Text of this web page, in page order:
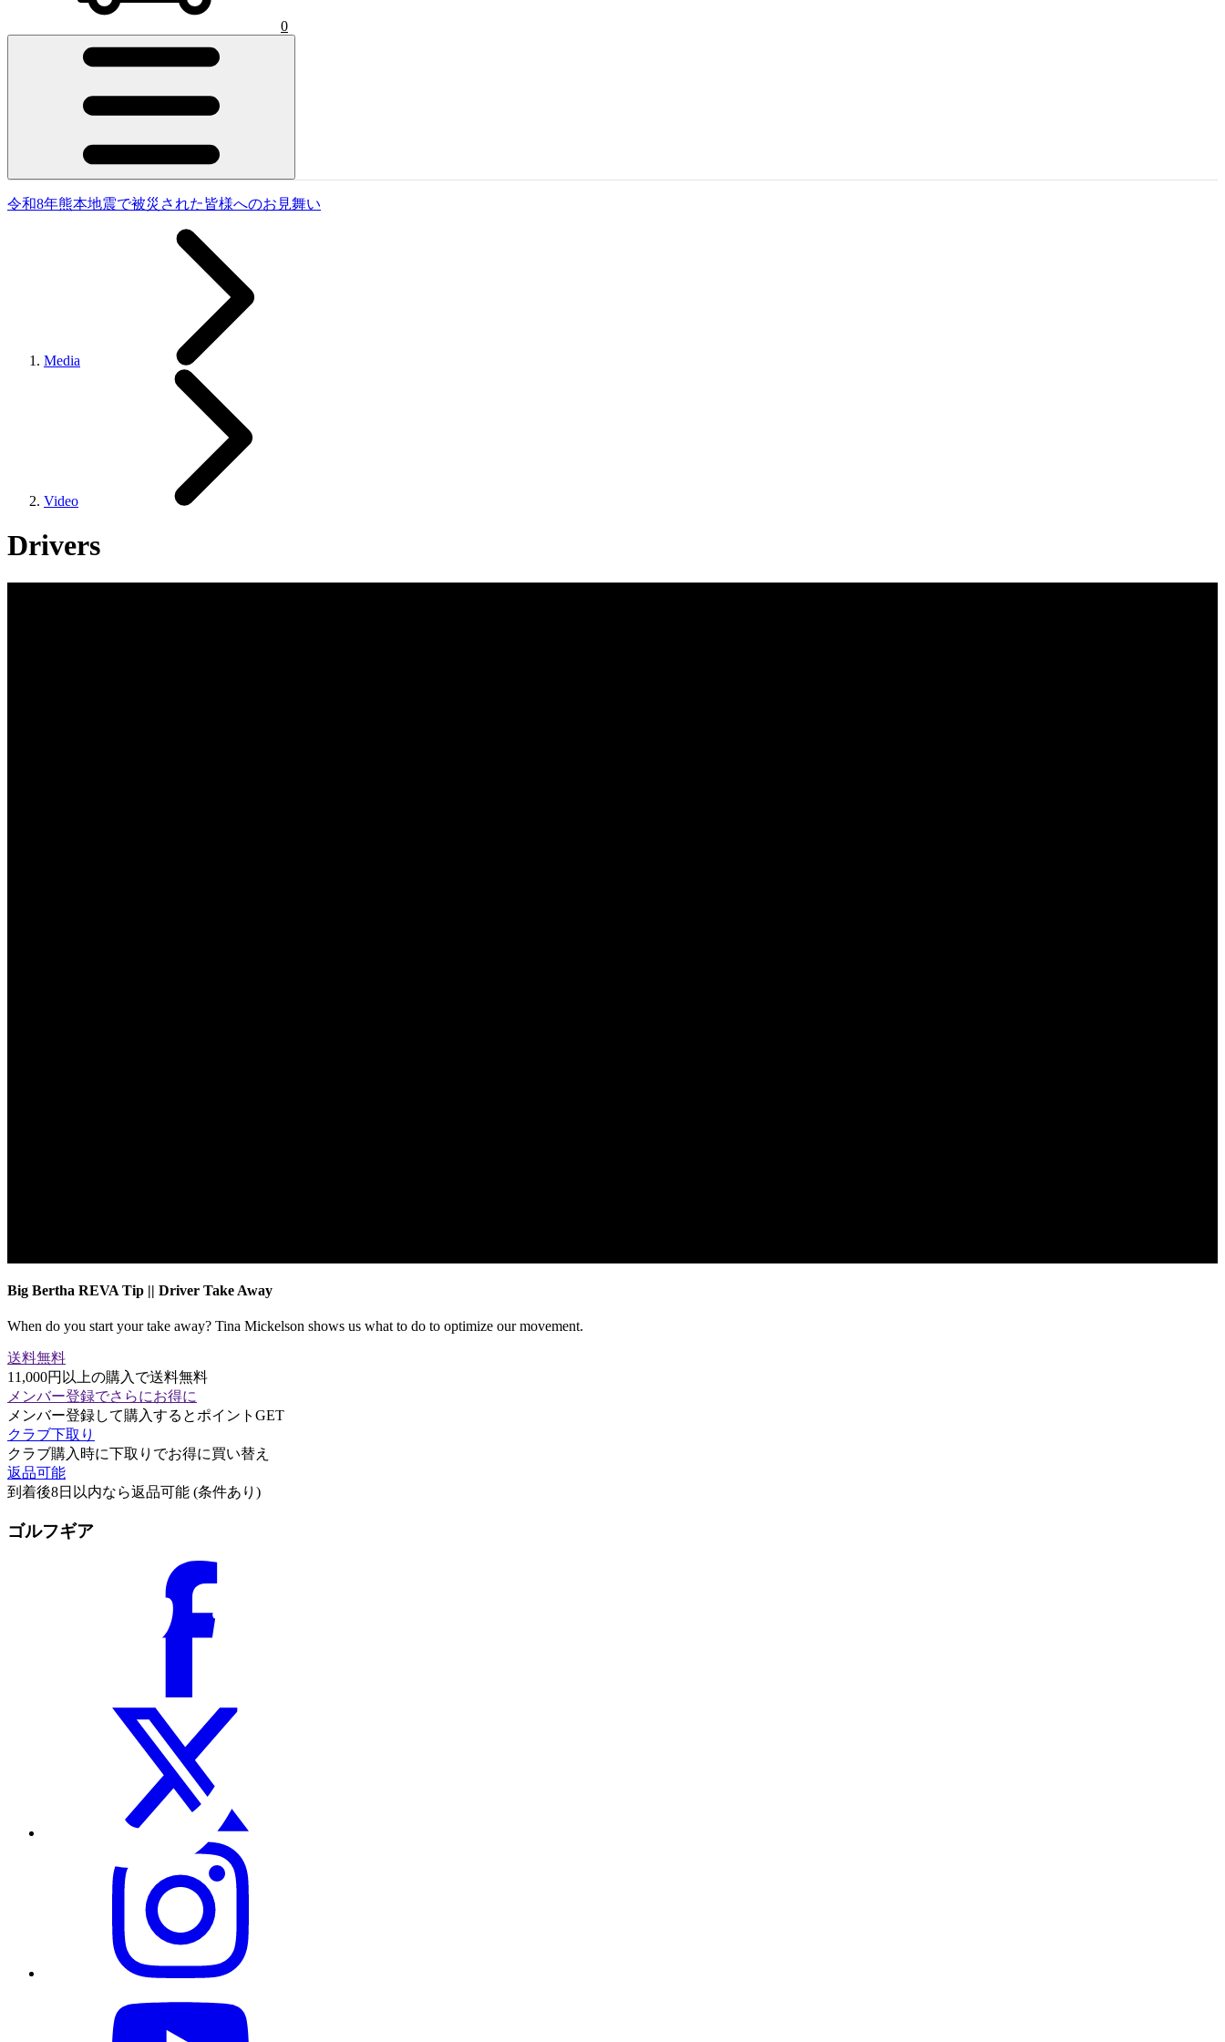
0
令和8年熊本地震で被災された皆様へのお見舞い
Media
Video
Drivers
Big Bertha REVA Tip || Driver Take Away
When do you start your take away? Tina Mickelson shows us what to do to optimize our movement.
送料無料
11,000円以上の購入で送料無料
メンバー登録でさらにお得に
メンバー登録して購入するとポイントGET
クラブ下取り
クラブ購入時に下取りでお得に買い替え
返品可能
到着後8日以内なら返品可能 (条件あり)
ゴルフギア